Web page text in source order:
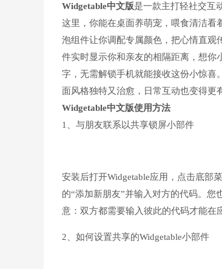
Widgetable中文版是一款主打轻社交互
这里，你能在桌面养萌宠，喂食清洁看
泡组件让你调配专属颜色，把心情直观
件实时显示你和亲友的相隔距离，想你
字，无需解锁手机就能接收这份小惊喜
面风格独特又治愈，日常互动也变得更
Widgetable中文版使用方法
1、与朋友联系以共享锁屏小部件
安装后打开Widgetable应用，点击底部
的“添加新朋友”并输入对方的代码。
意：双方都需要输入彼此的代码才能在
2、如何设置共享的Widgetable小部件